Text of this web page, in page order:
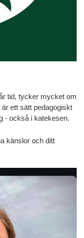
tid, tycker mycket om
ett sätt pedagogiskt
- också i katekesen.
känslor och ditt